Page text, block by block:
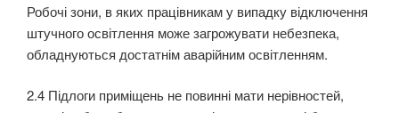
Робочі зони, в яких працівникам у випадку відключення
штучного освітлення може загрожу­вати небезпека,
обладнуються достатнім аварійним освітленням.
2.4 Підлоги приміщень не повинні мати нерівностей,